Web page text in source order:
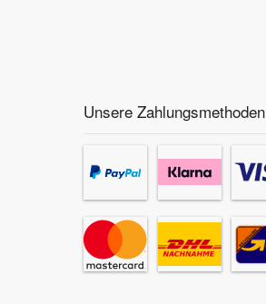
Unsere Zahlungsmethoden
Volvo Ersatzteile